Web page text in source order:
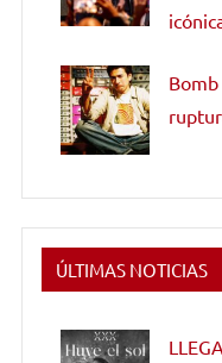
Bomb
ÚLTIMAS NOTICIAS